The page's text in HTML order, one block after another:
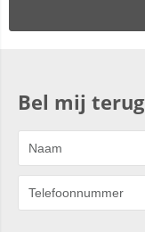
Bel mij terug